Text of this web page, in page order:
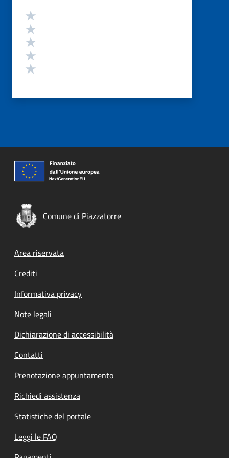
Valutazione
Comune di Piazzatorre
Footer menu
Area riservata
Crediti
Informativa privacy
Note legali
Dichiarazione di accessibilità
Contatti
Prenotazione appuntamento
Richiedi assistenza
Statistiche del portale
Leggi le FAQ